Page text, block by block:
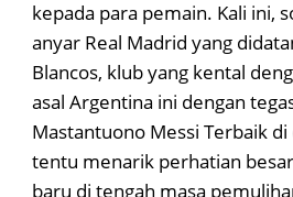
kepada para pemain. Kali ini,
anyar Real Madrid yang
Blancos, klub yang kental
asal Argentina ini dengan
Mastantuono Messi Terbaik
tentu menarik perhatian
baru di tengah masa